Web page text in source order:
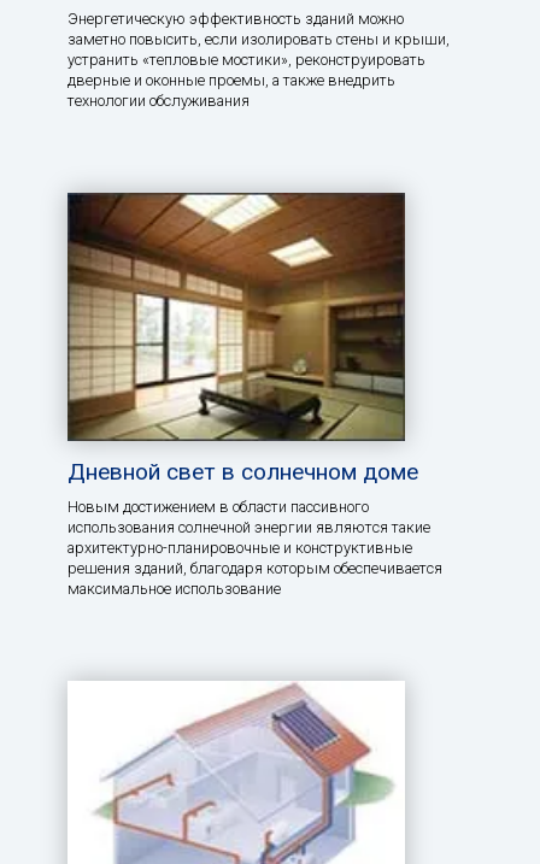
Энергетическую эффективность зданий можно
заметно повысить, если изолировать стены и крыши,
устранить «тепловые мостики», реконструировать
дверные и оконные проемы, а также внедрить
технологии обслуживания
Дневной свет в солнечном доме
Новым достижением в области пассивного
использования солнечной энергии являются такие
архитектурно-планировочные и конструктивные
решения зданий, благодаря которым обеспечивается
максимальное использование